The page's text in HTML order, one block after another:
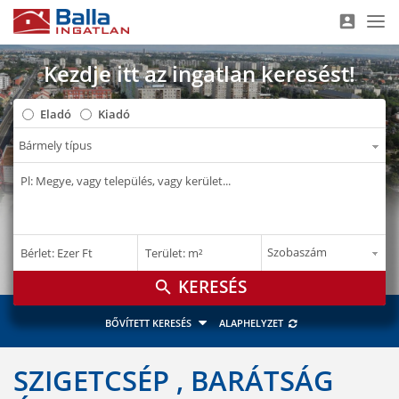
account_box
Kezdje itt az ingatlan keresést!
Eladó Kiadó
–
Bérlet: Ezer Ft –
Terület: m²
search
BŐVÍTETT KERESÉS ALAPHELYZET
SZIGETCSÉP , BARÁTSÁG